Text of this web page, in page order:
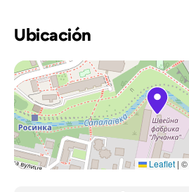
Ubicación
Leaflet | ©